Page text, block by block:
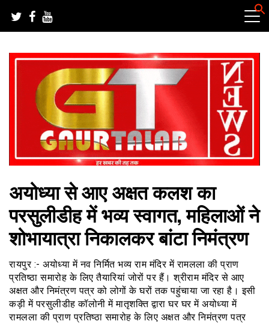
content
गौरतलब न्यूज
अयोध्या से आए अक्षत कलश का
परसुलीडीह में भव्य स्वागत, महिलाओं ने
शोभायात्रा निकालकर बांटा निमंत्रण
रायपुर :- अयोध्या में नव निर्मित भव्य राम मंदिर में रामलला की प्राण
प्रतिष्ठा समारोह के लिए तैयारियां जोरों पर हैं। श्रीराम मंदिर से आए
अक्षत और निमंत्रण पत्र को लोगों के घरों तक पहुंचाया जा रहा है। इसी
कड़ी में परसुलीडीह कॉलोनी में मातृशक्ति द्वारा घर घर में अयोध्या में
रामलला की प्राण प्रतिष्ठा समारोह के लिए अक्षत और निमंत्रण पत्र